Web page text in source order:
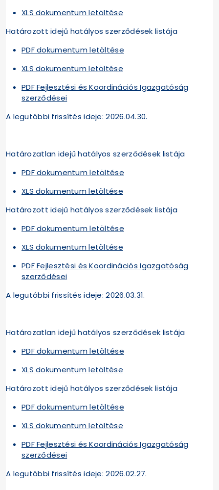
XLS dokumentum letöltése
Határozott idejű hatályos szerződések listája
PDF dokumentum letöltése
XLS dokumentum letöltése
PDF Fejlesztési és Koordinációs Igazgatóság
szerződései
A legutóbbi frissítés ideje: 2026.04.30.
Határozatlan idejű hatályos szerződések listája
PDF dokumentum letöltése
XLS dokumentum letöltése
Határozott idejű hatályos szerződések listája
PDF dokumentum letöltése
XLS dokumentum letöltése
PDF Fejlesztési és Koordinációs Igazgatóság
szerződései
A legutóbbi frissítés ideje: 2026.03.31.
Határozatlan idejű hatályos szerződések listája
PDF dokumentum letöltése
XLS dokumentum letöltése
Határozott idejű hatályos szerződések listája
PDF dokumentum letöltése
XLS dokumentum letöltése
PDF Fejlesztési és Koordinációs Igazgatóság
szerződései
A legutóbbi frissítés ideje: 2026.02.27.